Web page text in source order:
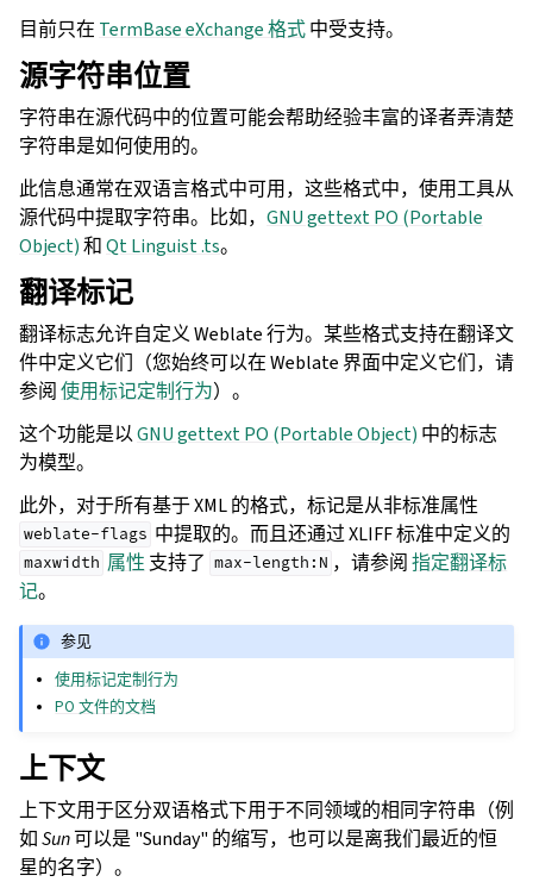
目前只在 TermBase eXchange 格式中受支持。
源字符串位置
字符串在源代码中的位置可能会帮助经验丰富的译者弄清楚
字符串是如何使用的。
此信息通常在双语言格式中可用，这些格式中，使用工具从
源代码中提取字符串。比如， GNU gettext PO (Portable
Object)和Qt Linguist .ts。
翻译标记
翻译标志允许自定义 Weblate 行为。某些格式支持在翻译文
件中定义它们（您始终可以在 Weblate 界面中定义它们，请
参阅使用标记定制行为）。
这个功能是以GNU gettext PO (Portable Object) 中的标志
为模型。
此外，对于所有基于 XML 的格式，标记是从非标准属性
weblate-flags 中提取的。而且还通过 XLIFF 标准中定义的
maxwidth 属性 支持了 max-length:N ，请参阅指定翻译标
记。
参见
使用标记定制行为
PO 文件的文档
上下文
上下文用于区分双语格式下用于不同领域的相同字符串（例
如Sun可以是 "Sunday" 的缩写，也可以是离我们最近的恒
星的名字）。